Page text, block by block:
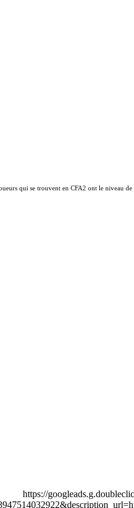
qui se trouvent en CFA2 ont le niveau
https://